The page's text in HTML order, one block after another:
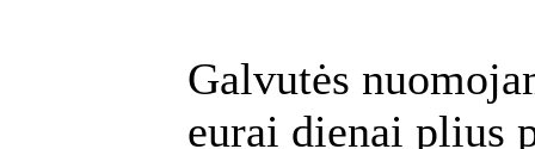
Galvutės
eurai dienai plius